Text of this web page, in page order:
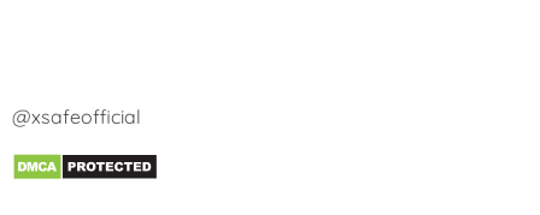
@xsafeofficial